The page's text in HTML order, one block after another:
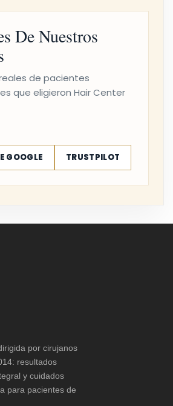
De Nuestros
de pacientes
que eligieron Hair Center
GOOGLE TRUSTPILOT
por cirujanos
resultados
y cuidados
para pacientes de